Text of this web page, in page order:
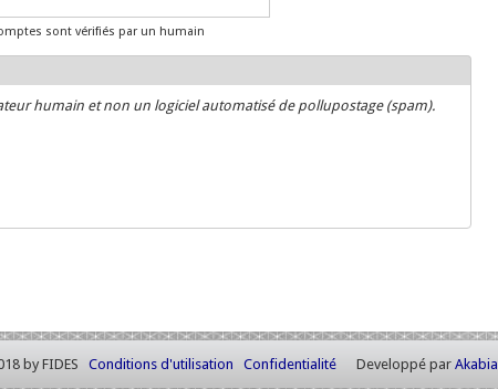
sont vérifiés par un humain
humain et non un logiciel automatisé de pollupostage (spam).
by FIDES Conditions d'utilisation Confidentialité Developpé par Akabia